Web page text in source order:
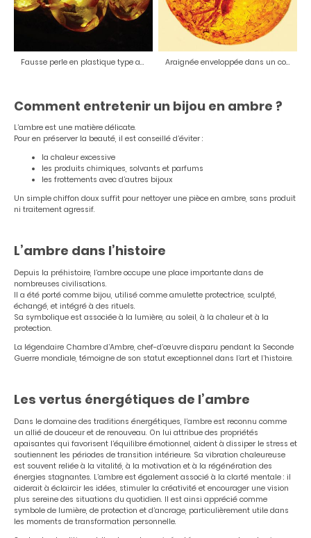
Fausse perle en plastique type ambre Araignée enveloppée dans un copal fondu
Comment entretenir un bijou en ambre ?
L’ambre est une matière délicate.
Pour en préserver la beauté, il est conseillé d’éviter :
la chaleur excessive
les produits chimiques, solvants et parfums
les frottements avec d’autres bijoux
Un simple chiffon doux suffit pour nettoyer une pièce en ambre, sans produit
ni traitement agressif.
L’ambre dans l’histoire
Depuis la préhistoire, l’ambre occupe une place importante dans de
nombreuses civilisations.
Il a été porté comme bijou, utilisé comme amulette protectrice, sculpté,
échangé, et intégré à des rituels.
Sa symbolique est associée à la lumière, au soleil, à la chaleur et à la
protection.
La légendaire Chambre d’Ambre, chef-d’œuvre disparu pendant la Seconde
Guerre mondiale, témoigne de son statut exceptionnel dans l’art et l’histoire.
Les vertus énergétiques de l’ambre
Dans le domaine des traditions énergétiques, l’ambre est reconnu comme
un allié de douceur et de renouveau. On lui attribue des propriétés
apaisantes qui favorisent l’équilibre émotionnel, aident à dissiper le stress et
soutiennent les périodes de transition intérieure. Sa vibration chaleureuse
est souvent reliée à la vitalité, à la motivation et à la régénération des
énergies stagnantes. L’ambre est également associé à la clarté mentale : il
aiderait à éclaircir les idées, stimuler la créativité et encourager une vision
plus sereine des situations du quotidien. Il est ainsi apprécié comme
symbole de lumière, de protection et d’ancrage, particulièrement utile dans
les moments de transformation personnelle.